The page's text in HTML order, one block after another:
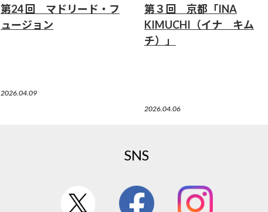
第24 回 マドリード・フ
ュージョン
2026.04.09
第３回 京都「INA
KIMUCHI（イナ キム
チ）」
2026.04.06
SNS